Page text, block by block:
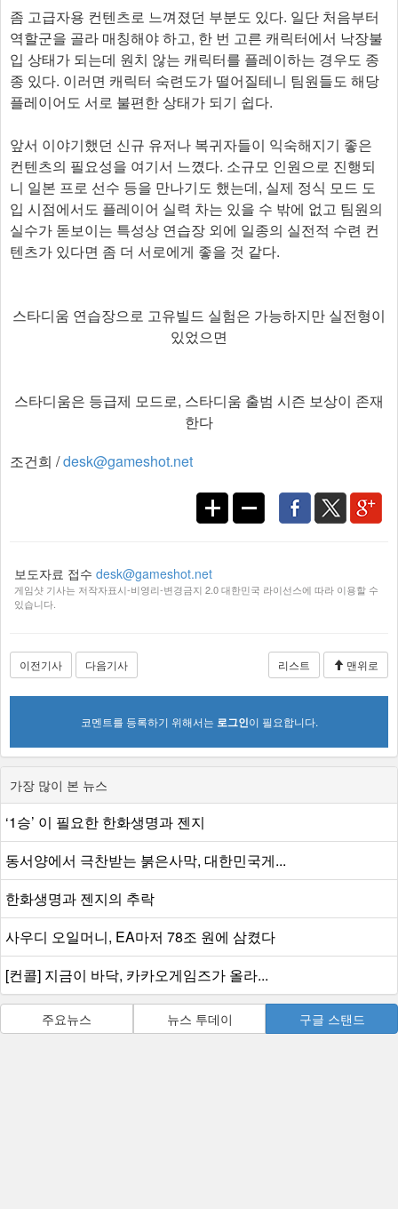
좀 고급자용 컨텐츠로 느껴졌던 부분도 있다. 일단 처음부터
역할군을 골라 매칭해야 하고, 한 번 고른 캐릭터에서 낙장불
입 상태가 되는데 원치 않는 캐릭터를 플레이하는 경우도 종
종 있다. 이러면 캐릭터 숙련도가 떨어질테니 팀원들도 해당
플레이어도 서로 불편한 상태가 되기 쉽다.
앞서 이야기했던 신규 유저나 복귀자들이 익숙해지기 좋은
컨텐츠의 필요성을 여기서 느꼈다. 소규모 인원으로 진행되
니 일본 프로 선수 등을 만나기도 했는데, 실제 정식 모드 도
입 시점에서도 플레이어 실력 차는 있을 수 밖에 없고 팀원의
실수가 돋보이는 특성상 연습장 외에 일종의 실전적 수련 컨
텐츠가 있다면 좀 더 서로에게 좋을 것 같다.​
스타디움 연습장으로 고유빌드 실험은 가능하지만 실전형이
있었으면
스타디움은 등급제 모드로, 스타디움 출범 시즌 보상이 존재
한다
조건희 /desk@gameshot.net
보도자료 접수 desk@gameshot.net
게임샷 기사는 저작자표시-비영리-변경금지 2.0 대한민국 라이선스에 따라 이용할 수
있습니다.
이전기사 다음기사 리스트 맨위로
코멘트를 등록하기 위해서는 로그인이 필요합니다.
가장 많이 본 뉴스
‘1승’ 이 필요한 한화생명과 젠지
동서양에서 극찬받는 붉은사막, 대한민국게...
한화생명과 젠지의 추락
사우디 오일머니, EA마저 78조 원에 삼켰다
[컨콜] 지금이 바닥, 카카오게임즈가 올라...
주요뉴스 뉴스 투데이 구글 스탠드